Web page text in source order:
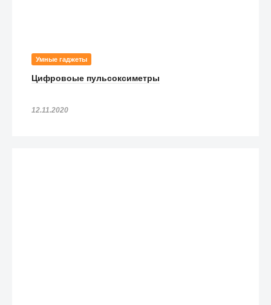
Умные гаджеты
Цифровоые пульсоксиметры
12.11.2020